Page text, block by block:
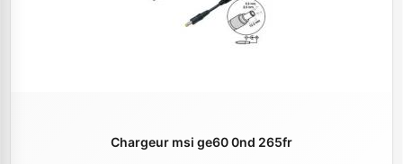
Chargeur msi ge60 0nd 265fr